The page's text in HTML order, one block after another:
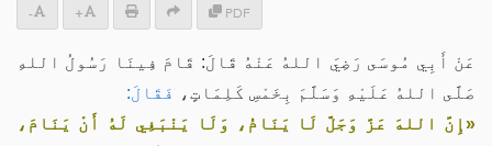
PDF
+
-
عَنْ أَبِي مُوسَى رَضِيَ اللهُ عَنْهُ قَالَ: قَامَ فِينَا رَسُولُ اللهِ
صَلَّى اللهُ عَلَيْهِ وَسَلَّمَ بِخَمْسِ كَلِمَاتٍ،
فَقَالَ:
«إِنَّ اللهَ عَزَّ وَجَلَّ لَا يَنَامُ، وَلَا يَنْبَغِي لَهُ أَنْ يَنَامَ،